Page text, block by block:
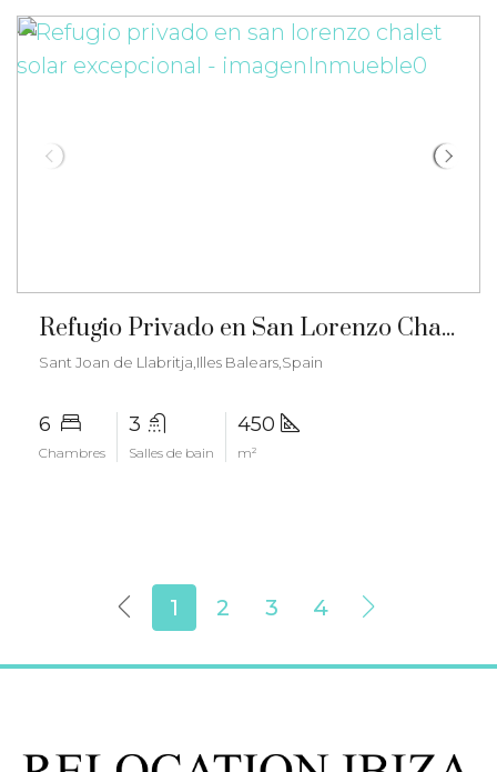
Refugio Privado en San Lorenzo Chalet Solar Excepcional – gz-2562
Sant Joan de Llabritja,Illes Balears,Spain
6
Chambres
3
Salles de bain
450
m²
1 2 3 4